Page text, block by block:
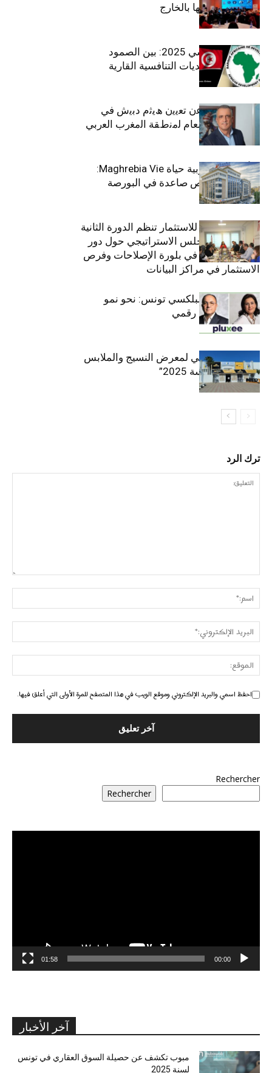
استعادة كفاءاتها بالخارج
الاقتصاد التونسي 2025: بين الصمود
الاجتماعي وتحديات التنافسية القارية
ﺗﯾﺗرا ﺑﺎك ﺗﻌﻠن ﻋن ﺗﻌﯾﯾن ھﯾﺛم دﺑﯾش ﻓﻲ
ﻣﻧﺻب اﻟﻣدﯾر اﻟﻌﺎم ﻟﻣﻧطﻘﺔ اﻟﻣﻐرب اﻟﻌرﺑﻲ
وﻏرب أﻓرﯾﻘﯾﺎ
التأمينات المغربية حياة Maghrebia Vie:
فاعل رائد بفرص صاعدة في البورصة
(+34.8%)
الهيئة التونسية للاستثمار تنظم الدورة الثانية
والعشرين للمجلس الاستراتيجي حول دور
القطاع الخاص في بلورة الإصلاحات وفرص
الاستثمار في مراكز البيانات
قيادة مزدوجة لبلكسي تونس: نحو نمو
متسارع وتحول رقمي
الافتتاح الرسمي لمعرض النسيج والملابس
“إنترتكس سوسة 2025”
ترك الرد
احفظ اسمي والبريد الإلكتروني وموقع الويب في هذا المتصفح للمرة الأولى التي أعلق فيها.
Rechercher
Rechercher
00:00
01:58
آخر الأخبار
مبوب تكشف عن حصيلة السوق العقاري في تونس
لسنة 2025